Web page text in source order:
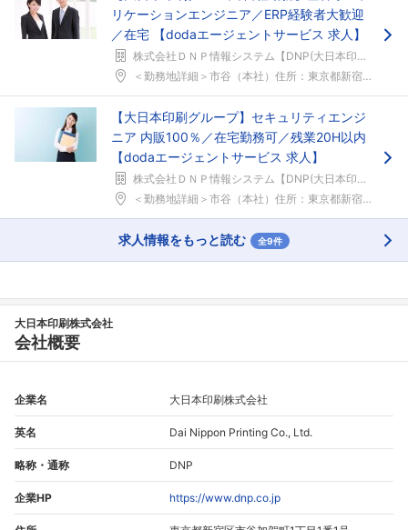
リケーションエンジニア／ERP経験者大歓迎
／在宅 【dodaエージェントサービス 求人】
株式会社ＤＮＰ情報システム【DNP(大日本印刷)グループ】
＜勤務地詳細＞市谷（本社）住所：東京都新宿区市谷加...
【大日本印刷グループ】セキュリティエンジ
ニア 内販100％／在宅勤務可／残業20H以内
【dodaエージェントサービス 求人】
株式会社ＤＮＰ情報システム【DNP(大日本印刷)グループ】
＜勤務地詳細＞市谷（本社）住所：東京都新宿区市谷加...
求人情報をもっと読む 全9件
大日本印刷株式会社
会社概要
企業名 大日本印刷株式会社
英名 Dai Nippon Printing Co., Ltd.
略称・通称 DNP
企業HP https://www.dnp.co.jp